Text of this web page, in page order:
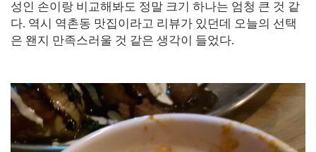
성인 손이랑 비교해봐도 정말 크기 하나는 엄청 큰 것 같
다. 역시 역촌동 맛집이라고 리뷰가 있던데 오늘의 선택
은 왠지 만족스러울 것 같은 생각이 들었다.